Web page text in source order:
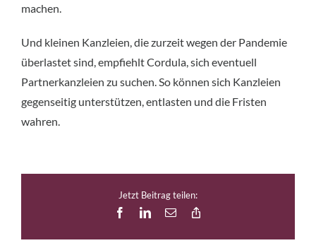
machen.
Und kleinen Kanzleien, die zurzeit wegen der Pandemie
überlastet sind, empfiehlt Cordula, sich eventuell
Partnerkanzleien zu suchen. So können sich Kanzleien
gegenseitig unterstützen, entlasten und die Fristen
wahren.
Jetzt Beitrag teilen:
FacebookLinkedIn
E-